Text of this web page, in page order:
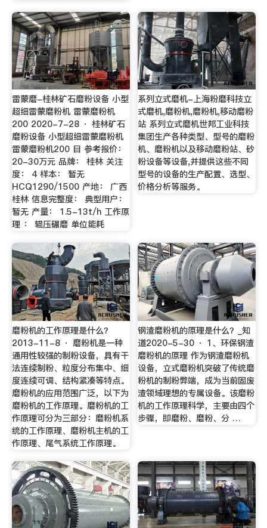
雷蒙磨-桂林矿石磨粉设备 小型
超细雷蒙磨粉机 雷蒙磨粉机
200 2020-7-28 · 桂林矿石
磨粉设备 小型超细雷蒙磨粉机
雷蒙磨粉机200 目 参考报价：
20-30万元 品牌： 桂林 关注
度： 4 样本： 暂无
HCQ1290/1500 产地： 广西
桂林 信息完整度： 典型用户：
暂无 产量： 1.5-13t/h 工作原
理 ： 辊压碾磨 单位能耗
系列立式磨机-上海粉磨科技立
式磨机,磨粉机,磨粉机,移动磨粉
站 系列立式磨机世邦工业科技
集团生产各种类型、型号的磨粉
机、磨粉机以及移动磨粉站、砂
粉设备等设备,并提供这些不同
型号的设备的生产配置、选型、
价格分析等服务。
磨粉机的工作原理是什么？
2013-11-8 · 磨粉机是一种
通用性较强的制粉设备，具有干
法连续制粉、粒度分布集中、细
度连续可调、结构紧凑等特点。
磨粉机的应用范围广泛，以下为
磨粉机的工作原理。磨粉机的工
作原理可分为三部分：磨粉机系
统的工作原理、磨粉机主机的工
作原理、尾气系统工作原理。
钢渣磨粉机的原理是什么？_知
道2020-5-30 · 1、环保钢渣
磨粉机的原理 作为钢渣磨粉机
设备，立式磨粉机突破了传统磨
粉机的制粉弊端，成为当前固废
渣领域理想的专属设备。该磨粉
机的工作原理科学，主要由四个
步骤，即磨粉、磨粉、分 …